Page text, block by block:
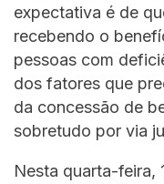
expectativa é de
recebendo o
pessoas com
dos fatores que
da concessão de
sobretudo por via
Nesta quarta-feira,